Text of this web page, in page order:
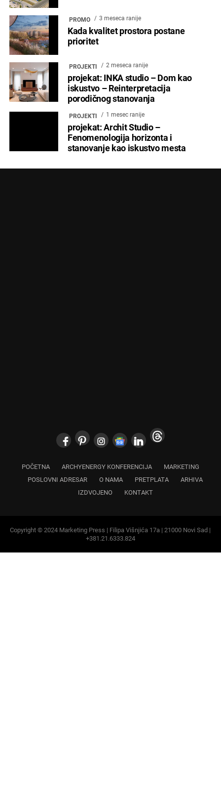
PROMO 3 meseca ranije
Kada kvalitet prostora postane
prioritet
PROJEKTI 2 meseca ranije
projekat: INKA studio – Dom kao
iskustvo – Reinterpretacija
porodičnog stanovanja
PROJEKTI 1 mesec ranije
projekat: Archit Studio –
Fenomenologija horizonta i
stanovanje kao iskustvo mesta
POSLOVNI ADRESAR
O NAMA PRETPLATA
IZDVOJENO
KONTAKT
+381.21.6333.824